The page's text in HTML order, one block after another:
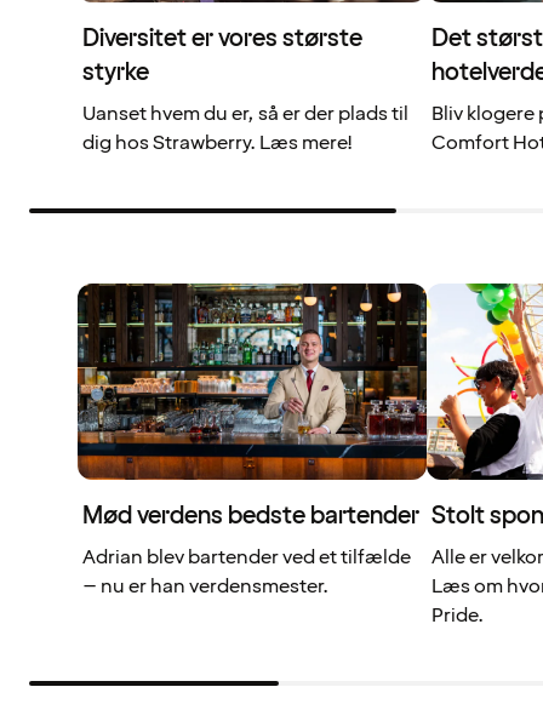
Diversitet er vores største
styrke
Uanset hvem du er, så er der plads til
dig hos Strawberry. Læs mere!
Det
Bliv klogere
Comfort
Mød verdens bedste bartender
Adrian blev bartender ved et tilfælde
– nu er han verdensmester.
Stolt
Alle er
Læs om
Pride.